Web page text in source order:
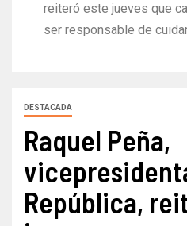
reiteró este jueves que
ser responsable de
DESTACADA
Raquel Peña,
República,